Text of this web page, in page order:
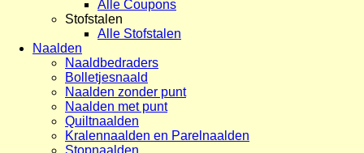
Alle Coupons
Stofstalen
Alle Stofstalen
Naalden
Naaldbedraders
Bolletjesnaald
Naalden zonder punt
Naalden met punt
Quiltnaalden
Kralennaalden en Parelnaalden
Stopnaalden